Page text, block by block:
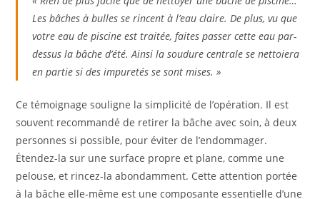
Les bâches à bulles se rincent à l’eau claire. De plus, vu que
votre eau de piscine est traitée, faites passer cette eau par-
dessus la bâche d’été. Ainsi la soudure centrale se nettoiera
en partie si des impuretés se sont mises. »
Ce témoignage souligne la simplicité de l’opération. Il est
souvent recommandé de retirer la bâche avec soin, à deux
personnes si possible, pour éviter de l’endommager.
Étendez-la sur une surface propre et plane, comme une
pelouse, et rincez-la abondamment. Cette attention portée
à la bâche elle-même est une composante essentielle d’une